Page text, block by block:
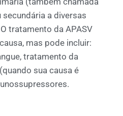
a diversas
tratamento da APASV
mas pode incluir:
tratamento da
sua causa é